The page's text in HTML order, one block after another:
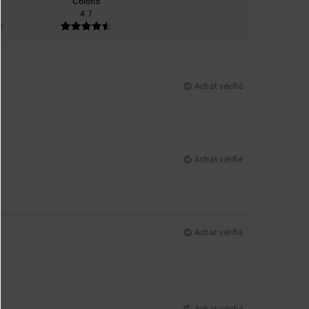
4.7
Achat vérifié
Achat vérifié
Achat vérifié